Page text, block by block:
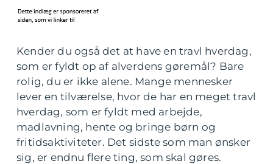
Kender du også det at have en travl hverdag,
som er fyldt op af alverdens gøremål? Bare
rolig, du er ikke alene. Mange mennesker
lever en tilværelse, hvor de har en meget travl
hverdag, som er fyldt med arbejde,
madlavning, hente og bringe børn og
fritidsaktiviteter. Det sidste som man ønsker
sig, er endnu flere ting, som skal gøres.